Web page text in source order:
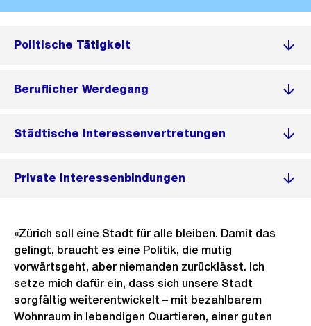
Politische Tätigkeit
Beruflicher Werdegang
Städtische Interessenvertretungen
Private Interessenbindungen
«Zürich soll eine Stadt für alle bleiben. Damit das
gelingt, braucht es eine Politik, die mutig
vorwärtsgeht, aber niemanden zurücklässt. Ich
setze mich dafür ein, dass sich unsere Stadt
sorgfältig weiterentwickelt – mit bezahlbarem
Wohnraum in lebendigen Quartieren, einer guten